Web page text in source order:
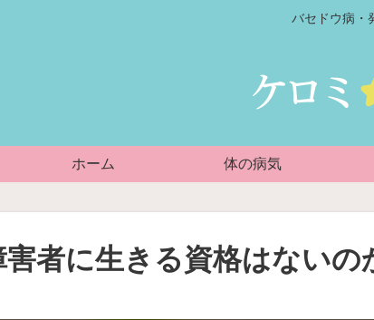
バセドウ病・
ホーム 体の病気
者に生きる資格はないの